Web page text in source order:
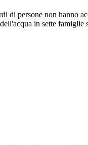
di persone non hanno
in sette